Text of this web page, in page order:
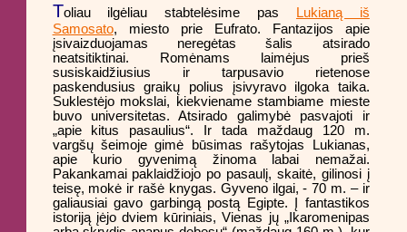
Toliau ilgėliau stabtelėsime pas
Lukianą iš
Samosato, miesto prie Eufrato. Fantazijos apie
įsivaizduojamas neregėtas šalis atsirado
neatsitiktinai. Romėnams laimėjus prieš
susiskaidžiusius ir tarpusavio rietenose
paskendusius graikų polius įsivyravo ilgoka taika.
Suklestėjo mokslai, kiekviename stambiame mieste
buvo universitetas. Atsirado galimybė pasvajoti ir
„apie kitus pasaulius“. Ir tada maždaug 120 m.
vargšų šeimoje gimė būsimas rašytojas Lukianas,
apie kurio gyvenimą žinoma labai nemažai.
Pakankamai paklaidžiojo po pasaulį, skaitė, gilinosi į
teisę, mokė ir rašė knygas. Gyveno ilgai, - 70 m. – ir
galiausiai gavo garbingą postą Egipte. Į fantastikos
istoriją įėjo dviem kūriniais, Vienas jų „Ikaromenipas